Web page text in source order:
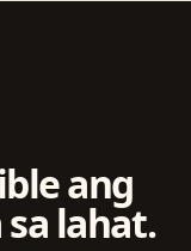
ang
lahat.